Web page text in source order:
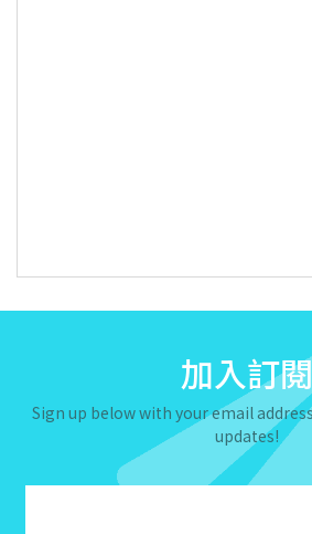
加入訂閱
Sign up below with your email
updates!